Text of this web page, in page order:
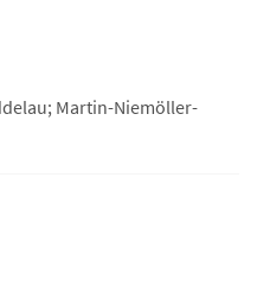
Martin-Niemöller-